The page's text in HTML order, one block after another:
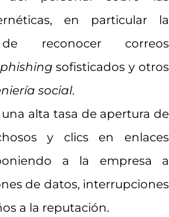
en particular la
reconocer correos
phishing sofisticados y otros
social.
alta tasa de apertura de
y clics en enlaces
a la empresa a
de datos, interrupciones
a la reputación.